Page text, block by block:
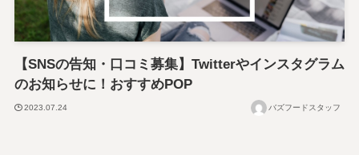
【SNSの告知・口コミ募集】Twitterやインスタグラム
のお知らせに！おすすめPOP
2023.07.24 バズフードスタッフ